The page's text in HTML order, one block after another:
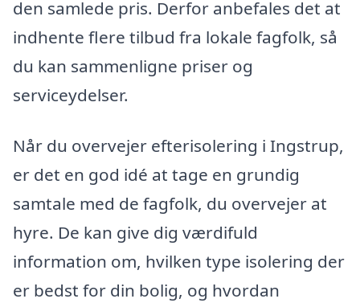
den samlede pris. Derfor anbefales det at
indhente flere tilbud fra lokale fagfolk, så
du kan sammenligne priser og
serviceydelser.
Når du overvejer efterisolering i Ingstrup,
er det en god idé at tage en grundig
samtale med de fagfolk, du overvejer at
hyre. De kan give dig værdifuld
information om, hvilken type isolering der
er bedst for din bolig, og hvordan